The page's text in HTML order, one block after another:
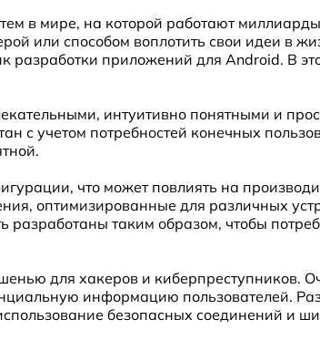
в мире, на которой работают
или способом воплотить свои идеи в
приложений для Android. В
интуитивно понятными и
с учетом потребностей конечных
что может повлиять на
оптимизированные для различных
таким образом, чтобы
для хакеров и киберпреступников.
информацию пользователей.
безопасных соединений и